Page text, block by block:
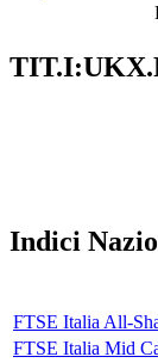
Indici
FTSE Italia All-
FTSE Italia Mid